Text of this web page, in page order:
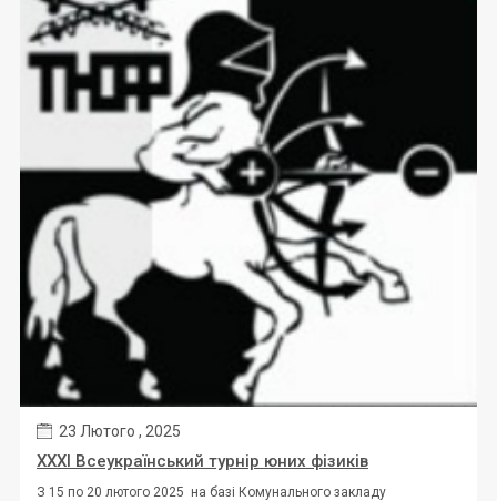
23 Лютого , 2025
XXXI Всеукраїнський турнір юних фізиків
З 15 по 20 лютого 2025 на базі Комунального закладу